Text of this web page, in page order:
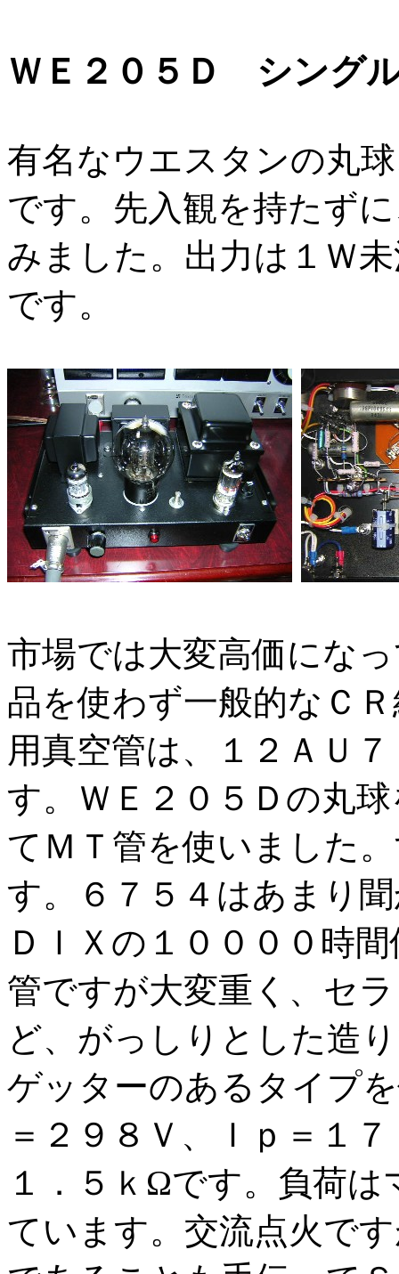
ＷＥ２０５Ｄ シング
有名なウエスタンの丸
です。先入観を持たず
みました。出力は１Ｗ
です。
市場では大変高価にな
品を使わず一般的なＣ
用真空管は、１２ＡＵ
す。ＷＥ２０５Ｄの丸
てＭＴ管を使いました
す。６７５４はあまり
ＤＩＸの１００００時
管ですが大変重く、セ
ど、がっしりとした造
ゲッターのあるタイプ
＝２９８Ｖ、Ｉｐ＝１
１．５ｋΩです。負荷
ています。交流点火で